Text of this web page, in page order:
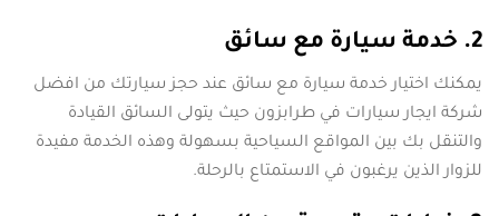
2. خدمة سيارة مع سائق
يمكنك اختيار خدمة سيارة مع سائق عند حجز سيارتك من افضل
شركة ايجار سيارات في طرابزون حيث يتولى السائق القيادة
والتنقل بك بين المواقع السياحية بسهولة وهذه الخدمة مفيدة
للزوار الذين يرغبون في الاستمتاع بالرحلة.